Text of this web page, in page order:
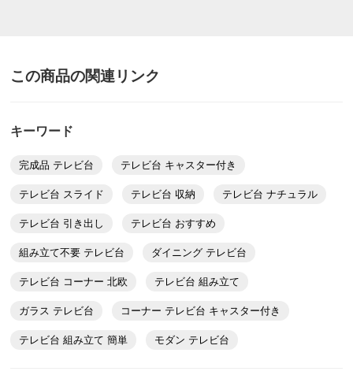
この商品の関連リンク
キーワード
完成品 テレビ台 テレビ台 キャスター付き
テレビ台 スライド テレビ台 収納 テレビ台 ナチュラル
テレビ台 引き出し テレビ台 おすすめ
組み立て不要 テレビ台 ダイニング テレビ台
テレビ台 コーナー 北欧 テレビ台 組み立て
ガラス テレビ台 コーナー テレビ台 キャスター付き
テレビ台 組み立て 簡単 モダン テレビ台